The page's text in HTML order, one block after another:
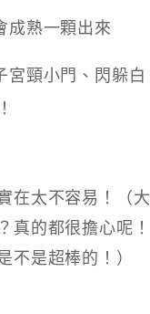
成熟一顆出來
宮頸小門、閃躲白
在太不容易！（大
真的都很擔心呢！
是超棒的！）